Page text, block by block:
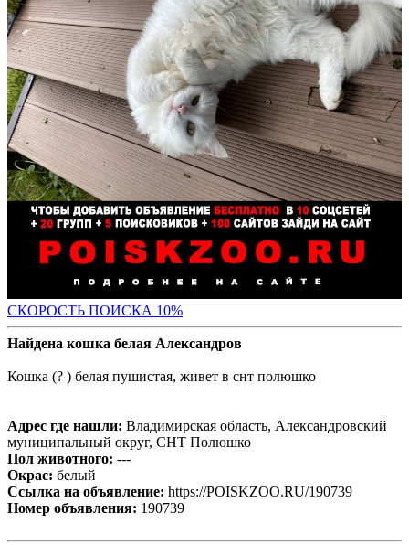
СКОРОСТЬ ПОИСКА 10%
Найдена кошка белая Александров
Кошка (? ) белая пушистая, живет в снт полюшко
Адрес где нашли: Владимирская область, Александровский
муниципальный округ, СНТ Полюшко
Пол животного: ---
Окрас: белый
Ссылка на объявление: https://POISKZOO.RU/190739
Номер объявления: 190739